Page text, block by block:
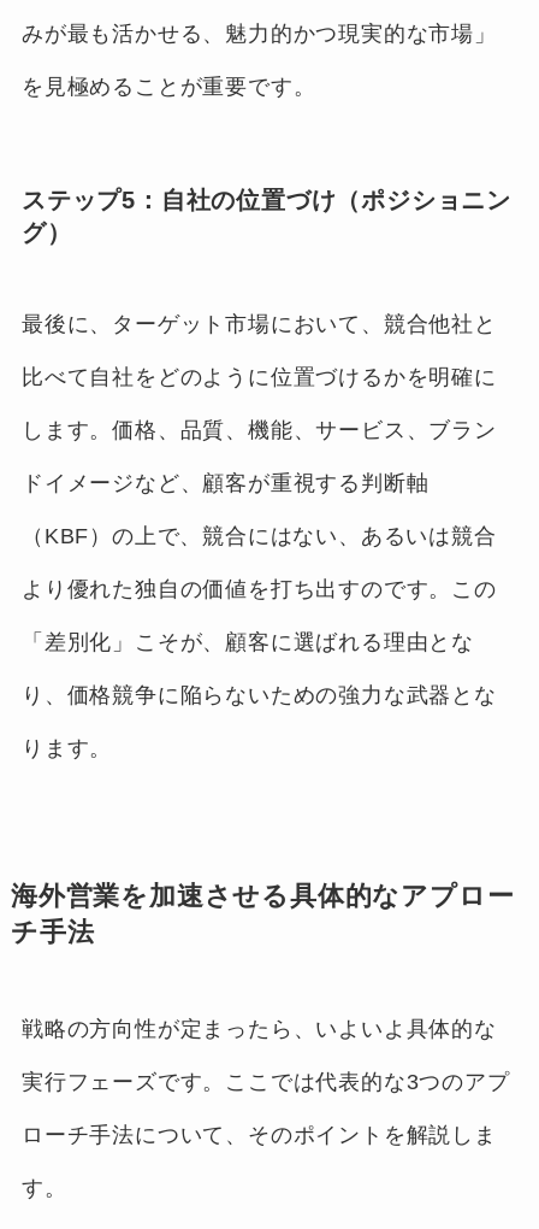
みが最も活かせる、魅力的かつ現実的な市場」
を見極めることが重要です。
ステップ5：自社の位置づけ（ポジショニン
グ）
最後に、ターゲット市場において、競合他社と
比べて自社をどのように位置づけるかを明確に
します。価格、品質、機能、サービス、ブラン
ドイメージなど、顧客が重視する判断軸
（KBF）の上で、競合にはない、あるいは競合
より優れた独自の価値を打ち出すのです。この
「差別化」こそが、顧客に選ばれる理由とな
り、価格競争に陥らないための強力な武器とな
ります。
海外営業を加速させる具体的なアプロー
チ手法
戦略の方向性が定まったら、いよいよ具体的な
実行フェーズです。ここでは代表的な3つのアプ
ローチ手法について、そのポイントを解説しま
す。